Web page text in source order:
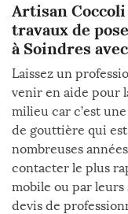
Artisan
travaux de
à Soindres
Laissez un
venir en aide pour
milieu car c’est
de gouttière qui
nombreuses
contacter le plus
mobile ou par
devis de